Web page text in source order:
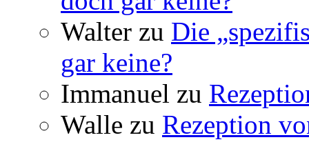
Walter zu Die
gar keine?
Immanuel zu
Walle zu Rezeption